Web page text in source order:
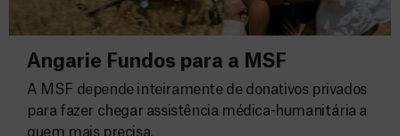
Angarie Fundos para a MSF
A MSF depende inteiramente de donativos privados
para fazer chegar assistência médica-humanitária a
quem mais precisa.